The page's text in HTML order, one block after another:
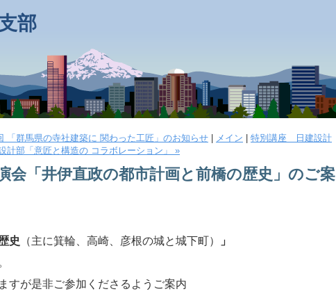
部
「群馬県の寺社建築に 関わった工匠」のお知らせ メイン
特別講座 日建設計
計部「意匠と構造の コラボレーション」 »
会「井伊直政の都市計画と前橋の歴史」のご案
史
（主に箕輪、高崎、彦根の城と城下町）
」
すが是非ご参加くださるようご案内